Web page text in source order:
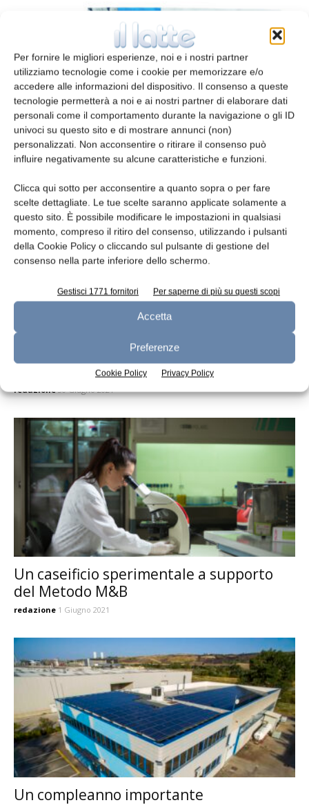
Per fornire le migliori esperienze, noi e i nostri partner
utilizziamo tecnologie come i cookie per memorizzare e/o
accedere alle informazioni del dispositivo. Il consenso a queste
tecnologie permetterà a noi e ai nostri partner di elaborare dati
personali come il comportamento durante la navigazione o gli ID
univoci su questo sito e di mostrare annunci (non)
personalizzati. Non acconsentire o ritirare il consenso può
influire negativamente su alcune caratteristiche e funzioni.
Clicca qui sotto per acconsentire a quanto sopra o per fare
scelte dettagliate. Le tue scelte saranno applicate solamente a
questo sito. È possibile modificare le impostazioni in qualsiasi
momento, compreso il ritiro del consenso, utilizzando i pulsanti
della Cookie Policy o cliccando sul pulsante di gestione del
consenso nella parte inferiore dello schermo.
Gestisci 1771 fornitori Per saperne di più su questi scopi
Accetta
Preferenze
Cookie Policy Privacy Policy
Batteri lattici per produzioni lattiero-
casearie artigianali
redazione 2 Luglio 2021
Al servizio del Grana Padano Dop
redazione 30 Giugno 2021
Un caseificio sperimentale a supporto
del Metodo M&B
redazione 1 Giugno 2021
Un compleanno importante